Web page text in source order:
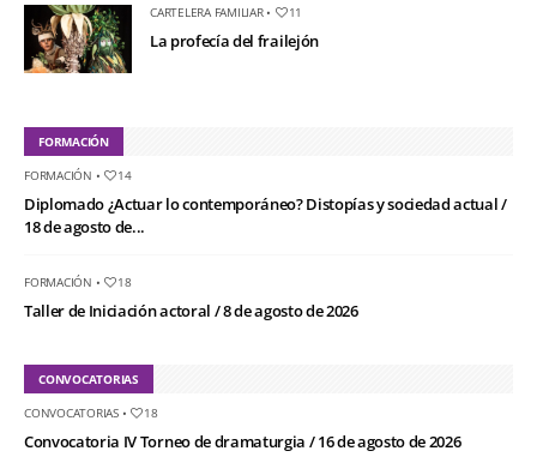
CARTELERA FAMILIAR• 11
La profecía del frailejón
FORMACIÓN
FORMACIÓN • 14
Diplomado ¿Actuar lo contemporáneo? Distopías y sociedad actual /
18 de agosto de...
FORMACIÓN • 18
Taller de Iniciación actoral / 8 de agosto de 2026
CONVOCATORIAS
CONVOCATORIAS• 18
Convocatoria IV Torneo de dramaturgia / 16 de agosto de 2026